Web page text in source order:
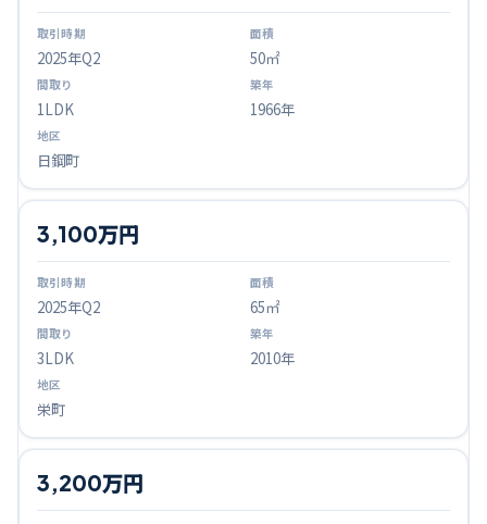
2025年Q2 50㎡
1LDK 1966年
日鋼町
2025年Q2
3,100万円
65㎡
3LDK 2010年
栄町
3,200万円